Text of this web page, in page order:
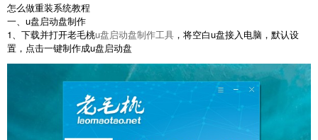
怎么做重装系统教程
一、u盘启动盘制作
1、下载并打开老毛桃u盘启动盘制作工具 ，将空白u盘接入电脑，默认设
置，点击一键制作成u盘启动盘